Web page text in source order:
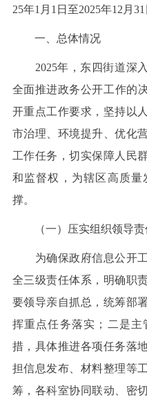
25年1月1日至2025年12月31
一、总体情况
2025年，东四街道深入
全面推进政务公开工作的
开重点工作要求，坚持以
市治理、环境提升、优化
工作任务，切实保障人民
和监督权，为辖区高质
撑。
（一）压实组织领导责
为确保政府信息公开工
全三级责任体系，明确职
要领导亲自抓总，统筹部
挥重点任务落实；二是
措，具体推进各项任务落
担信息发布、材料整理等
筹，各科室协同联动、密